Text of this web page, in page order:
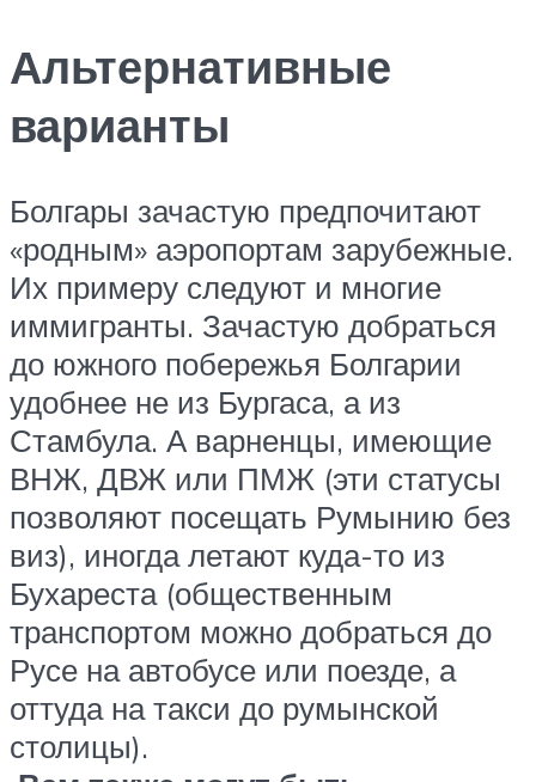
Альтернативные
варианты
Болгары зачастую предпочитают
«родным» аэропортам зарубежные.
Их примеру следуют и многие
иммигранты. Зачастую добраться
до южного побережья Болгарии
удобнее не из Бургаса, а из
Стамбула. А варненцы, имеющие
ВНЖ, ДВЖ или ПМЖ (эти статусы
позволяют посещать Румынию без
виз), иногда летают куда-то из
Бухареста (общественным
транспортом можно добраться до
Русе на автобусе или поезде, а
оттуда на такси до румынской
столицы).